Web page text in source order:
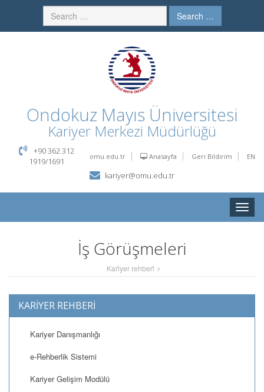
Search …
Ondokuz Mayıs Üniversitesi
Kariyer Merkezi Müdürlüğü
omu.edu.tr Anasayfa Geri Bildirim EN
+90 362 312
1919/1691
kariyer@omu.edu.tr
Toggle
İş Görüşmeleri
Kari̇yer rehberi̇
KARİYER REHBERİ
Kariyer Danışmanlığı
e-Rehberlik Sistemi
Kariyer Gelişim Modülü